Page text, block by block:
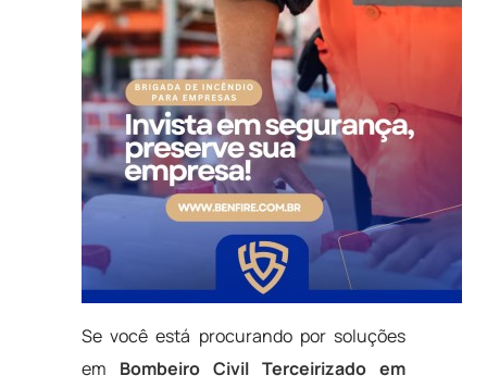
Se você está procurando por soluções
em Bombeiro Civil Terceirizado em